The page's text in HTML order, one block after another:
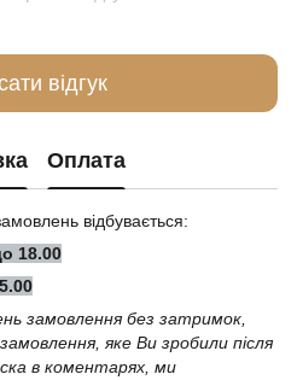
відгук
Оплата
відбувається:
18.00
замовлення без затримок,
яке Ви зробили після
в коментарях, ми